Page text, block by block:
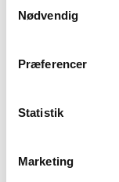
Du kan læse
"Detaljer" eller
Nødvendig
Præferencer
Statistik
Marketing